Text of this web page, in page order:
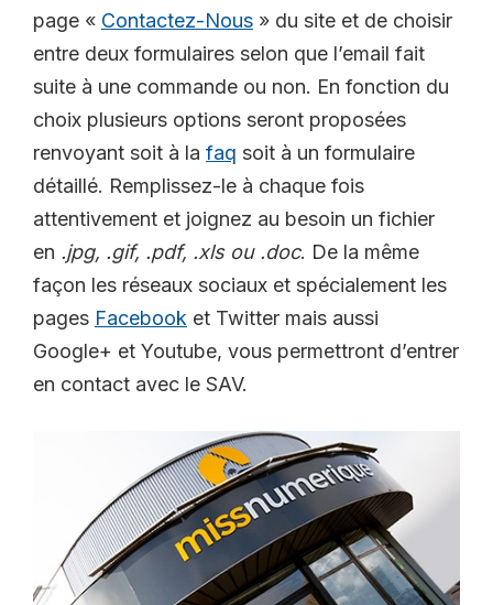
page « Contactez-Nous » du site et de choisir
entre deux formulaires selon que l’email fait
suite à une commande ou non. En fonction du
choix plusieurs options seront proposées
renvoyant soit à la faq soit à un formulaire
détaillé. Remplissez-le à chaque fois
attentivement et joignez au besoin un fichier
en .jpg, .gif, .pdf, .xls ou .doc. De la même
façon les réseaux sociaux et spécialement les
pages Facebook et Twitter mais aussi
Google+ et Youtube, vous permettront d’entrer
en contact avec le SAV.